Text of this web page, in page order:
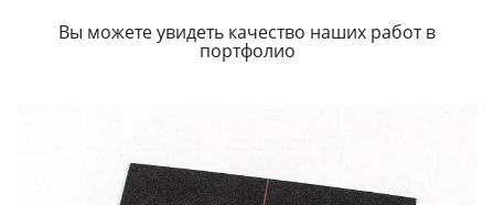
Вы можете увидеть качество наших работ в
портфолио